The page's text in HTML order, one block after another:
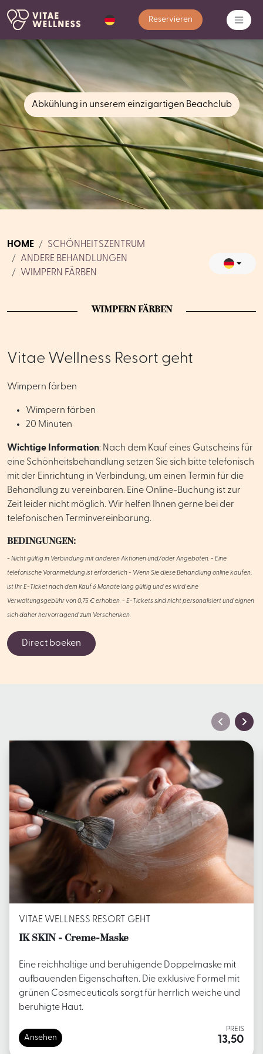
Reservieren
Abkühlung in unserem einzigartigen Beachclub
HOME
SCHÖNHEITSZENTRUM
ANDERE BEHANDLUNGEN
WIMPERN FÄRBEN
WIMPERN FÄRBEN
Vitae Wellness Resort geht
Wimpern färben
Wimpern färben
20 Minuten
Wichtige Information: Nach dem Kauf eines Gutscheins für
eine Schönheitsbehandlung setzen Sie sich bitte telefonisch
mit der Einrichtung in Verbindung, um einen Termin für die
Behandlung zu vereinbaren. Eine Online-Buchung ist zur
Zeit leider nicht möglich. Wir helfen Ihnen gerne bei der
telefonischen Terminvereinbarung.
BEDINGUNGEN:
- Nicht gültig in Verbindung mit anderen Aktionen und/oder Angeboten. - Eine
telefonische Voranmeldung ist erforderlich - Wenn Sie diese Behandlung online kaufen,
ist Ihr E-Ticket nach dem Kauf 6 Monate lang gültig und es wird eine
Verwaltungsgebühr von 0,75 € erhoben. - E-Tickets sind nicht personalisiert und eignen
sich daher hervorragend zum Verschenken.
Direct boeken
VITAE WELLNESS RESORT GEHT
IK SKIN - Creme-Maske
Eine reichhaltige und beruhigende Doppelmaske mit
aufbauenden Eigenschaften. Die exklusive Formel mit
grünen Cosmeceuticals sorgt für herrlich weiche und
beruhigte Haut.
Ansehen
PREIS
13,50